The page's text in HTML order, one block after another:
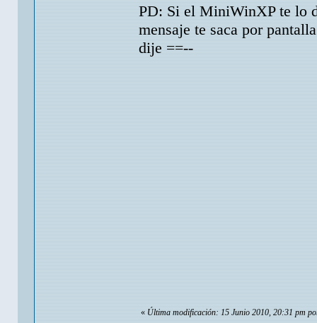
PD: Si el MiniWinXP te lo
mensaje te saca por
dije ==--
« Última modificación: 15 Junio 2010, 20:31 pm